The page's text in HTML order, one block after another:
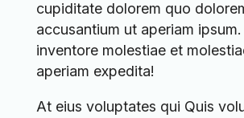
cupiditate dolorem quo
accusantium ut aperiam
inventore molestiae et
aperiam expedita!
At eius voluptates qui Quis